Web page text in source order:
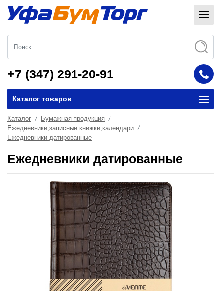
+7 (347) 291-20-91
Каталог товаров
Каталог
Бумажная продукция
Ежедневники,записные книжки,календари
Ежедневники датированные
Ежедневники датированные